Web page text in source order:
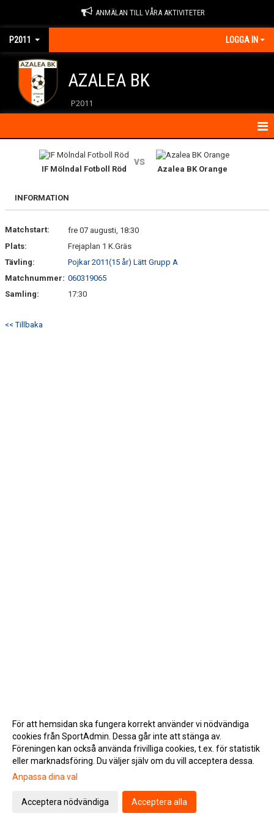
ANMÄLAN TILL VÅRA AKTIVITETER
P2011 LOGGA IN
AZALEA BK
P2011
KONTAKT
MATCHER
IF Mölndal Fotboll Röd
vs
Azalea BK Orange
INFORMATION
Matchstart:
fre 07 augusti, 18:30
Plats:
Frejaplan 1 K.Gräs
Tävling:
Pojkar 2011(15 år) Lätt Grupp A
Matchnummer: 060319065
Samling:
17:30
<< Tillbaka
Gå till Webbversion
För att hemsidan ska fungera korrekt använder vi nödvändiga
cookies från SportAdmin. Dessa går inte att stänga av.
Föreningen kan också använda frivilliga cookies, t.ex. för statistik
eller marknadsföring. Du väljer själv om du vill acceptera dessa.
Anpassa dina val
Acceptera nödvändiga Acceptera alla